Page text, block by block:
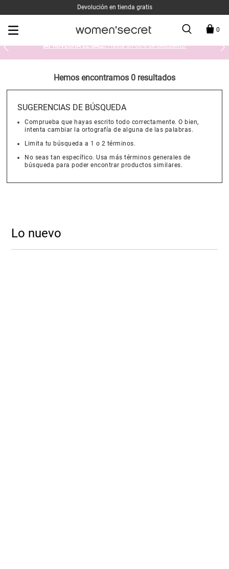
Devolución en tienda gratis
0
¡APROVECHA EL SALE!Hasta un 60% de descuento.
Hemos encontramos 0 resultados
SUGERENCIAS DE BÚSQUEDA
intenta cambiar la ortografía de alguna de las palabras.
Limita tu búsqueda a 1 o 2 términos.
Lo nuevo